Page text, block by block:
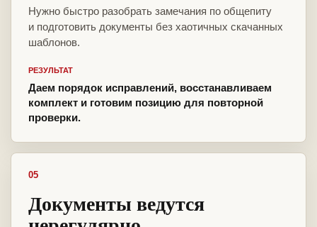
Нужно быстро разобрать замечания по общепиту
и подготовить документы без хаотичных скачанных
шаблонов.
РЕЗУЛЬТАТ
Даем порядок исправлений, восстанавливаем
комплект и готовим позицию для повторной
проверки.
05
Документы ведутся